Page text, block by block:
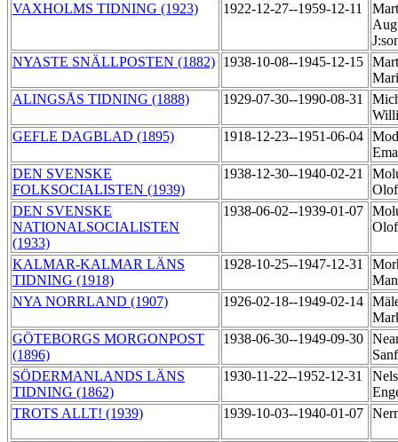
VAXHOLMS TIDNING (1923)
1922-12-27--1959-12-11
NYASTE SNÄLLPOSTEN (1882) 1938-10-08--1945-12-15
ALINGSÅS TIDNING (1888)
1929-07-30--1990-08-31
GEFLE DAGBLAD (1895)
1918-12-23--1951-06-04
DEN SVENSKE
FOLKSOCIALISTEN (1939)
1938-12-30--1940-02-21
DEN SVENSKE
NATIONALSOCIALISTEN
(1933)
1938-06-02--1939-01-07
KALMAR-KALMAR LÄNS
TIDNING (1918)
1928-10-25--1947-12-31
NYA NORRLAND (1907)
1926-02-18--1949-02-14
GÖTEBORGS MORGONPOST
(1896)
1938-06-30--1949-09-30
SÖDERMANLANDS LÄNS
TIDNING (1862)
1930-11-22--1952-12-31
TROTS ALLT! (1939)
1939-10-03--1940-01-07